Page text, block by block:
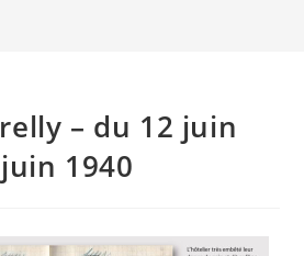
– du 12 juin
1940